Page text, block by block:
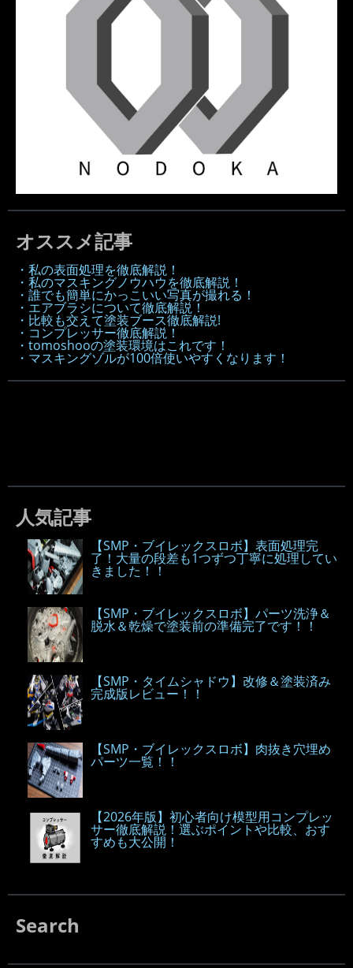
オススメ記事
・私の表面処理を徹底解説！
・私のマスキングノウハウを徹底解説！
・誰でも簡単にかっこいい写真が撮れる！
・エアブラシについて徹底解説！
・比較も交えて塗装ブース徹底解説!
・コンプレッサー徹底解説！
・tomoshooの塗装環境はこれです！
・マスキングゾルが100倍使いやすくなります！
人気記事
【SMP・ブイレックスロボ】表面処理完
了！大量の段差も1つずつ丁寧に処理してい
きました！！
【SMP・ブイレックスロボ】パーツ洗浄＆
脱水＆乾燥で塗装前の準備完了です！！
【SMP・タイムシャドウ】改修＆塗装済み
完成版レビュー！！
【SMP・ブイレックスロボ】肉抜き穴埋め
パーツ一覧！！
【2026年版】初心者向け模型用コンプレッ
サー徹底解説！選ぶポイントや比較、おす
すめも大公開！
Search